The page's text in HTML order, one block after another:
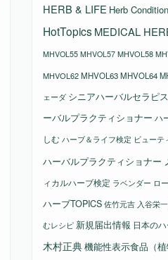
HERB & LIFE Herb
HotTopics MEDICAL
MHVOL55 MHVOL57 MHVOL58
MHVOL62MHVOL63MHVOL64
ェーダ シニアハーバルセラピ
ーバルプラクティショナー ハ
しむ ハーブ＆ライフ検定 ビューテ
ハーバルプラクティショナー
ィカルハーブ検定 ラベンダー ロ
ハーブTOPICS佐竹元吉 入谷栄一
むレシピ 新規届出情報 日本の
木村正典機能性表示食品（植